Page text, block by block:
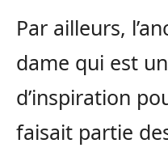
Par ailleurs,
dame qui est
d’inspiration
faisait partie